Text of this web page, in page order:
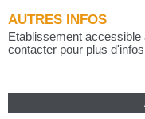
AUTRES INFOS
Etablissement
contacter pour plus d'infos